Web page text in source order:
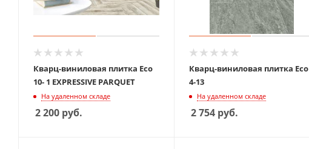
Кварц-виниловая плитка Eco
10- 1 EXPRESSIVE PARQUET
На удаленном складе
2 200 руб.
Кварц-виниловая плитка Eco
4-13
На удаленном складе
2 754руб.